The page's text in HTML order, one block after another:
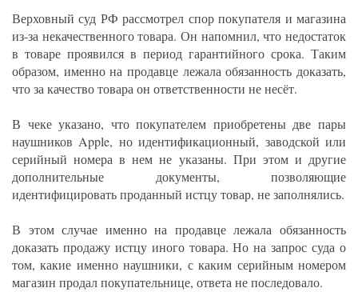
Верховный суд РФ рассмотрел спор покупателя и магазина
из-за некачественного товара. Он напомнил, что недостаток
в товаре проявился в период гарантийного срока. Таким
образом, именно на продавце лежала обязанность доказать,
что за качество товара он ответственности не несёт.
В чеке указано, что покупателем приобретены две пары
наушников Apple, но идентификационный, заводской или
серийный номера в нем не указаны. При этом и другие
дополнительные документы, позволяющие
идентифицировать проданный истцу товар, не заполнялись.
В этом случае именно на продавце лежала обязанность
доказать продажу истцу иного товара. Но на запрос суда о
том, какие именно наушники, с каким серийным номером
магазин продал покупательнице, ответа не последовало.